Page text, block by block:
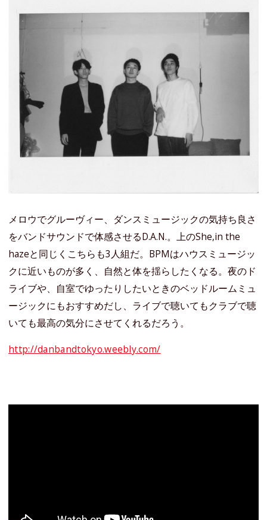
メロウでグルーヴィー、ダンスミュージックの気持ち良さ
をバンドサウンドで体感させるD.A.N.。上のShe,in the
hazeと同じくこちらも3人組だ。BPMはハウスミュージッ
クに近いものが多く、自然と体を揺らしたくなる。夜のド
ライブや、自室でゆったりしたいときのベッドルームミュ
ージックにもおすすめだし、ライブで聴いてもクラブで聴
いても最高の気分にさせてくれるだろう。
http://danbandtokyo.weebly.com/